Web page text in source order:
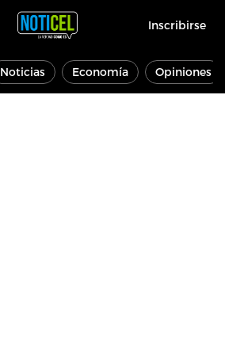
Inscribirse
Noticias Economía Opiniones